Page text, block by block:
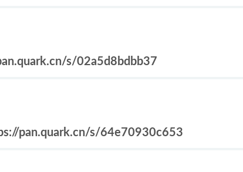
s/02a5d8bdbb37
pan.quark.cn/s/64e70930c653